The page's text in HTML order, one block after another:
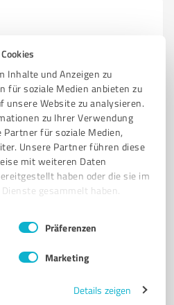
Inhalte und Anzeigen zu
für soziale Medien anbieten zu
unsere Website zu analysieren.
zu Ihrer Verwendung
für soziale Medien,
Unsere Partner führen diese
mit weiteren Daten
haben oder die sie im
gesammelt haben.
Präferenzen
Marketing
Details zeigen
FASSADENARBEITEN
NACHHALTIGER BAU QUALITÄT
INDIVIDUELLE LÖSUNGEN
4,70 / 5,00